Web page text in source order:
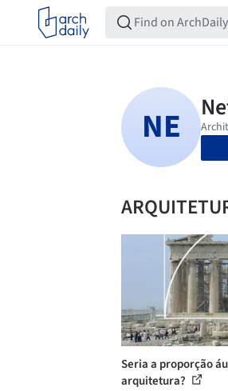
Seria a proporção
arquitetura?